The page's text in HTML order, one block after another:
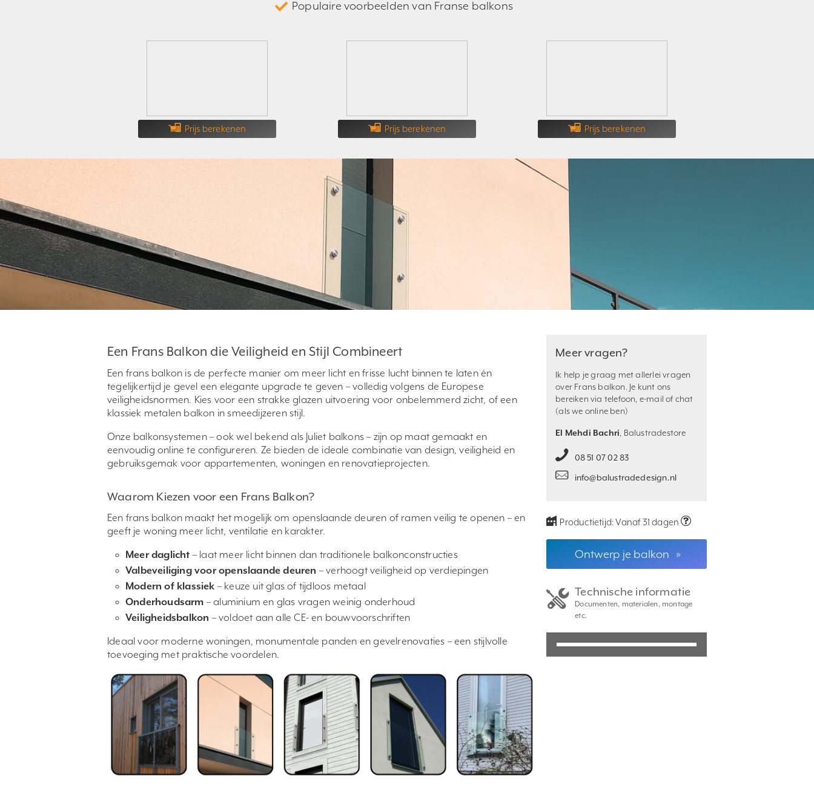
Populaire voorbeelden van Franse balkons
Prijs berekenen Prijs berekenen Prijs berekenen
Een Frans Balkon die Veiligheid en Stijl Combineert
Een frans balkon is de perfecte manier om meer licht en frisse lucht binnen te laten én
tegelijkertijd je gevel een elegante upgrade te geven – volledig volgens de Europese
veiligheidsnormen. Kies voor een strakke glazen uitvoering voor onbelemmerd zicht, of een
klassiek metalen balkon in smeedijzeren stijl.
Onze balkonsystemen – ook wel bekend als Juliet balkons – zijn op maat gemaakt en
eenvoudig online te configureren. Ze bieden de ideale combinatie van design, veiligheid en
gebruiksgemak voor appartementen, woningen en renovatieprojecten.
Waarom Kiezen voor een Frans Balkon?
Een frans balkon maakt het mogelijk om openslaande deuren of ramen veilig te openen – en
geeft je woning meer licht, ventilatie en karakter.
Meer daglicht – laat meer licht binnen dan traditionele balkonconstructies
Valbeveiliging voor openslaande deuren – verhoogt veiligheid op verdiepingen
Modern of klassiek – keuze uit glas of tijdloos metaal
Onderhoudsarm – aluminium en glas vragen weinig onderhoud
Veiligheidsbalkon – voldoet aan alle CE- en bouwvoorschriften
Ideaal voor moderne woningen, monumentale panden en gevelrenovaties – een stijlvolle
toevoeging met praktische voordelen.
Meer vragen?
Ik help je graag met allerlei vragen
over Frans balkon. Je kunt ons
bereiken via telefoon, e-mail of chat
(als we online ben)
El Mehdi Bachri, Balustradestore
08 51 07 02 83
info@balustradedesign.nl
Productietijd:Vanaf 31 dagen
Ontwerp je balkon »
Technische informatie
Documenten, materialen, montage
etc.